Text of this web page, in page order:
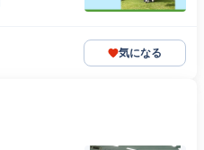
気になる